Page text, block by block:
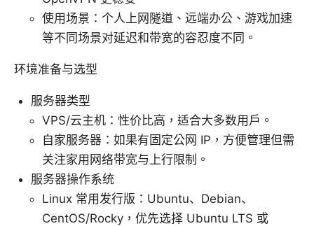
使用场景：个人上网隧道、远端办公、游戏加速
等不同场景对延迟和带宽的容忍度不同。
环境准备与选型
服务器类型
VPS/云主机：性价比高，适合大多数用户。
自家服务器：如果有固定公网 IP，方便管理但需
关注家用网络带宽与上行限制。
服务器操作系统
Linux 常用发行版：Ubuntu、Debian、
CentOS/Rocky，优先选择 Ubuntu LTS 或